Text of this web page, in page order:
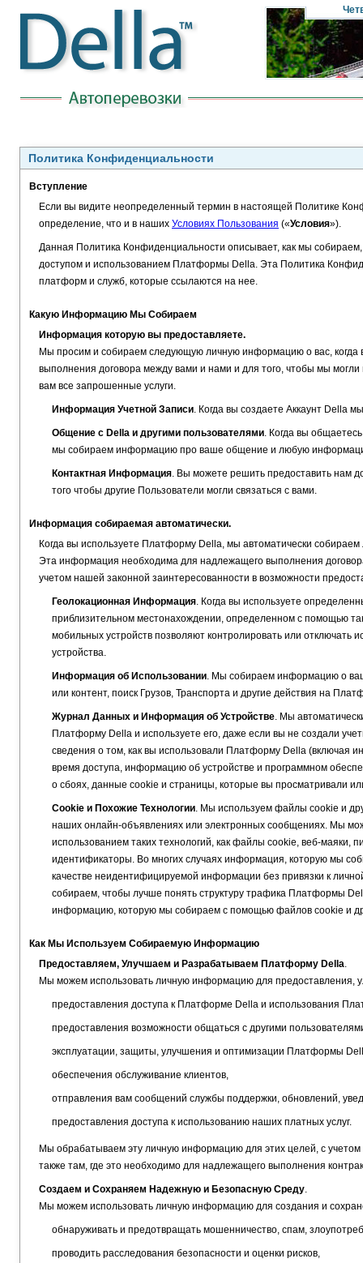
Политика Конфиденциальности
Вступление
Если вы видите неопределенный термин в настоящей Политике
определение, что и в наших Условиях Пользования («Условия»).
Данная Политика Конфиденциальности описывает, как мы
доступом и использованием Платформы Della. Эта Политика
платформ и служб, которые ссылаются на нее.
Какую Информацию Мы Собираем
Информация которую вы предоставляете.
Мы просим и собираем следующую личную информацию о вас,
выполнения договора между вами и нами и для того, чтобы мы
вам все запрошенные услуги.
Информация Учетной Записи. Когда вы создаете Аккаунт
Общение с Della и другими пользователями. Когда вы
мы собираем информацию про ваше общение и любую
Контактная Информация. Вы можете решить предоставить нам
того чтобы другие Пользователи могли связаться с вами.
Информация собираемая автоматически.
Когда вы используете Платформу Della, мы автоматически
Эта информация необходима для надлежащего выполнения
учетом нашей законной заинтересованности в возможности
Геолокационная Информация. Когда вы используете
приблизительном местонахождении, определенном с помощью
мобильных устройств позволяют контролировать или
устройства.
Информация об Использовании. Мы собираем информацию о
или контент, поиск Грузов, Транспорта и другие действия на
Журнал Данных и Информация об Устройстве. Мы
Платформу Della и используете его, даже если вы не создали
сведения о том, как вы использовали Платформу Della (включая
время доступа, информацию об устройстве и программном
о сбоях, данные cookie и страницы, которые вы просматривали
Cookie и Похожие Технологии. Мы используем файлы cookie и
наших онлайн-объявлениях или электронных сообщениях. Мы
использованием таких технологий, как файлы cookie, веб-
идентификаторы. Во многих случаях информация, которую мы
качестве неидентифицируемой информации без привязки к
собираем, чтобы лучше понять структуру трафика Платформы
информацию, которую мы собираем с помощью файлов cookie и
Как Мы Используем Собираемую Информацию
Предоставляем, Улучшаем и Разрабатываем Платформу Della.
Мы можем использовать личную информацию для
предоставления доступа к Платформе Della и использования
предоставления возможности общаться с другими
эксплуатации, защиты, улучшения и оптимизации Платформы
обеспечения обслуживание клиентов,
отправления вам сообщений службы поддержки, обновлений,
предоставления доступа к использованию наших платных услуг.
Мы обрабатываем эту личную информацию для этих целей, с
также там, где это необходимо для надлежащего выполнения
Создаем и Сохраняем Надежную и Безопасную Среду.
Мы можем использовать личную информацию для создания и
обнаруживать и предотвращать мошенничество, спам,
проводить расследования безопасности и оценки рисков,